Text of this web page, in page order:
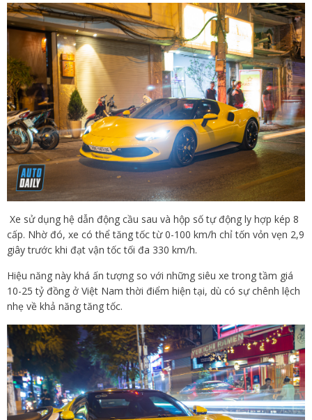
Xe sử dụng hệ dẫn động cầu sau và hộp số tự động ly hợp kép 8
cấp. Nhờ đó, xe có thể tăng tốc từ 0-100 km/h chỉ tốn vỏn vẹn 2,9
giây trước khi đạt vận tốc tối đa 330 km/h.
Hiệu năng này khá ấn tượng so với những siêu xe trong tầm giá
10-25 tỷ đồng ở Việt Nam thời điểm hiện tại, dù có sự chênh lệch
nhẹ về khả năng tăng tốc.